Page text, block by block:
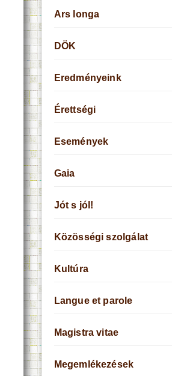
Ars longa
DÖK
Eredményeink
Érettségi
Események
Gaia
Jót s jól!
Közösségi szolgálat
Kultúra
Langue et parole
Magistra vitae
Megemlékezések